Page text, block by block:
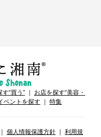
“買う” ｜ お店を探す“美容・
ベントを探す ｜ 特集
｜ 個人情報保護方針 ｜ 利用規